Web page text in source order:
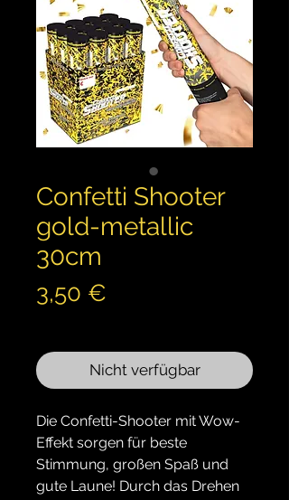
Confetti Shooter
gold-metallic
30cm
3,50 €
Nicht verfügbar
Die Confetti-Shooter mit Wow-
Effekt sorgen für beste
Stimmung, großen Spaß und
gute Laune! Durch das Drehen